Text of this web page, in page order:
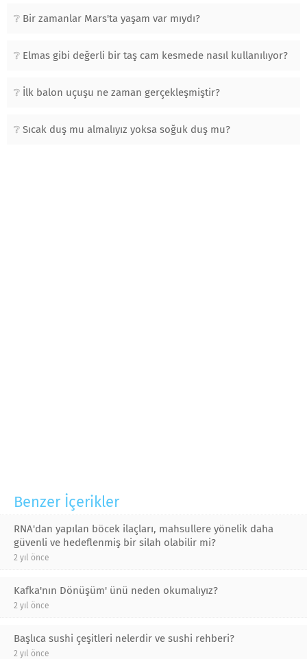
Bir zamanlar Mars'ta yaşam var mıydı?
Elmas gibi değerli bir taş cam kesmede nasıl kullanılıyor?
İlk balon uçuşu ne zaman gerçekleşmiştir?
Sıcak duş mu almalıyız yoksa soğuk duş mu?
Benzer İçerikler
RNA'dan yapılan böcek ilaçları, mahsullere yönelik daha
güvenli ve hedeflenmiş bir silah olabilir mi?
2 yıl önce
Kafka'nın Dönüşüm' ünü neden okumalıyız?
2 yıl önce
Başlıca sushi çeşitleri nelerdir ve sushi rehberi?
2 yıl önce